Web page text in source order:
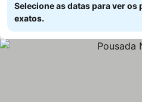
Selecione as datas para ver os
exatos.